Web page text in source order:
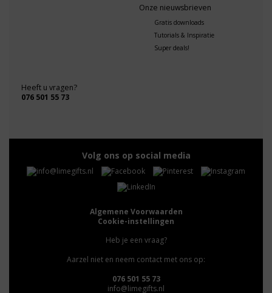
Onze nieuwsbrieven
Gratis downloads
Tutorials & Inspiratie
Super deals!
Heeft u vragen?
076 501 55 73
Volg ons op social media
Algemene Voorwaarden
Cookie-instellingen
Heb je een vraag?
Aarzel niet en neem contact met ons op:
076 501 55 73
info@limegifts.nl